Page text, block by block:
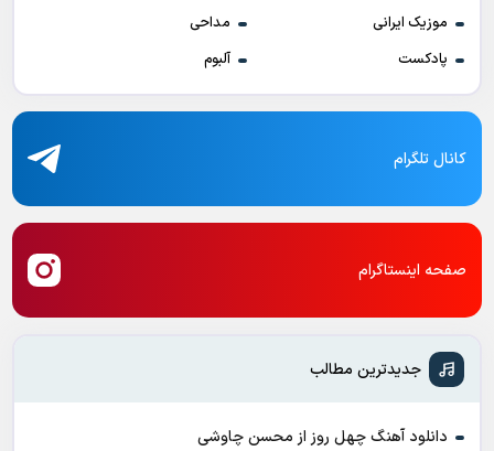
موزیک ایرانی
مداحی
پادکست
آلبوم
کانال تلگرام
صفحه اینستاگرام
جدیدترین مطالب
دانلود آهنگ چهل روز از محسن چاوشی